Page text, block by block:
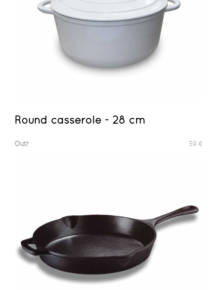
Round casserole - 28 cm
Outr 59 €